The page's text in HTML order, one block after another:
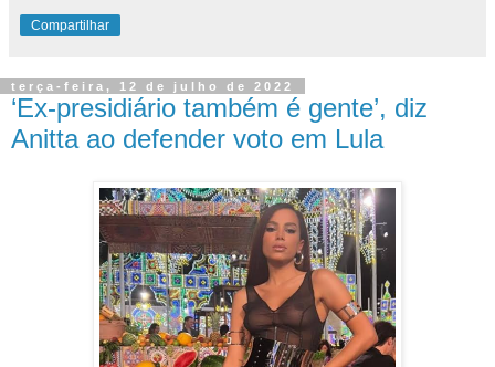
Compartilhar
terça-feira, 12 de julho de 2022
‘Ex-presidiário também é gente’, diz
Anitta ao defender voto em Lula